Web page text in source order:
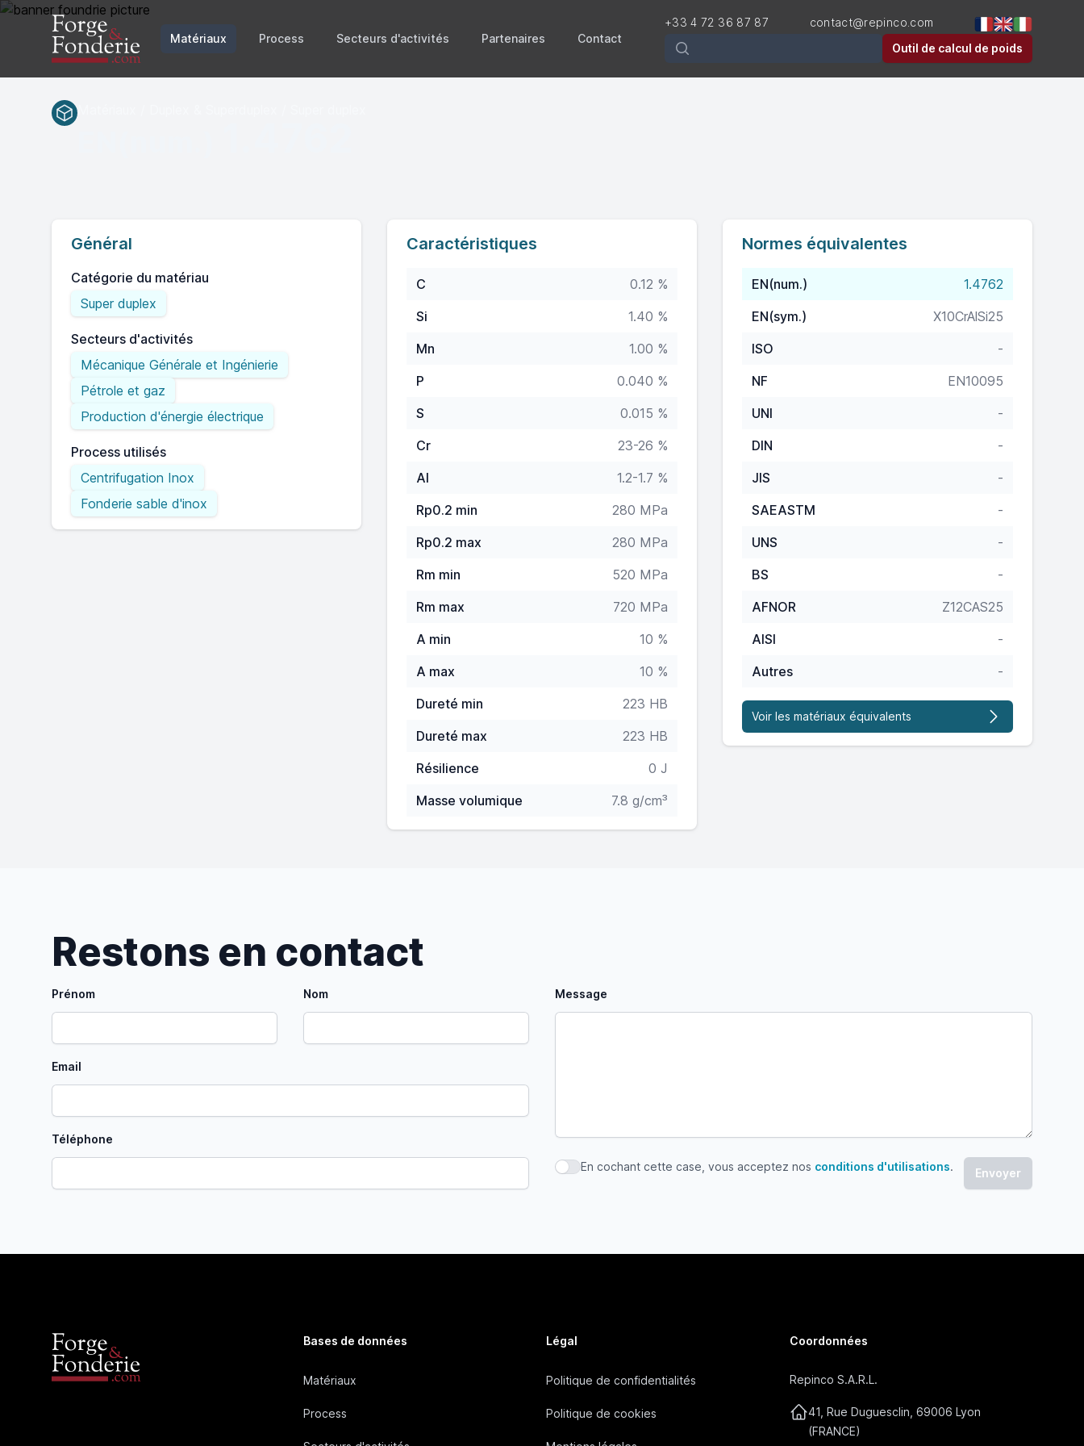
Matériaux Process Secteurs d'activités Partenaires Contact
+33 4 72 36 87 87 contact@repinco.com
Rechercher Outil de calcul de poids
Général
Catégorie du matériau
Super duplex
Secteurs d'activités
Mécanique Générale et Ingénierie
Pétrole et gaz
Production d'énergie électrique
Process utilisés
Centrifugation Inox
Fonderie sable d'inox
Caractéristiques
C
0.12 %
Si
1.40 %
Mn
1.00 %
P
0.040 %
S
0.015 %
Cr
23-26 %
Al
1.2-1.7 %
Rp0.2 min
280 MPa
Rp0.2 max
280 MPa
Rm min
520 MPa
Rm max
720 MPa
A min
10 %
A max
10 %
Dureté min
223 HB
Dureté max
223 HB
Résilience
0 J
Masse volumique
7.8 g/cm³
Normes équivalentes
EN(num.)
1.4762
EN(sym.)
X10CrAlSi25
ISO
-
NF
EN10095
UNI
-
DIN
-
JIS
-
SAEASTM
-
UNS
-
BS
-
AFNOR
Z12CAS25
AISI
-
Autres
-
Voir les matériaux équivalents
Restons en contact
Prénom Nom
Email
Téléphone
Message
En cochant cette case, vous acceptez nos conditions d'utilisations
En cochant cette case, vous acceptez nos conditions d'utilisations.
Bases de données
Matériaux
Process
Légal
Politique de confidentialités
Politique de cookies
Coordonnées
Repinco S.A.R.L.
41, Rue Duguesclin, 69006 Lyon
(FRANCE)